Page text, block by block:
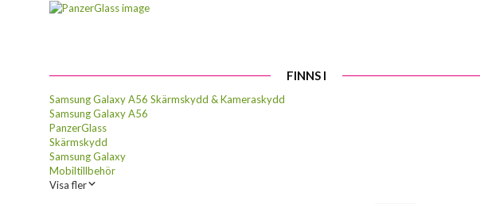
FINNS I
Samsung Galaxy A56 Skärmskydd & Kameraskydd
Samsung Galaxy A56
PanzerGlass
Skärmskydd
Samsung Galaxy
Mobiltillbehör
Visa fler